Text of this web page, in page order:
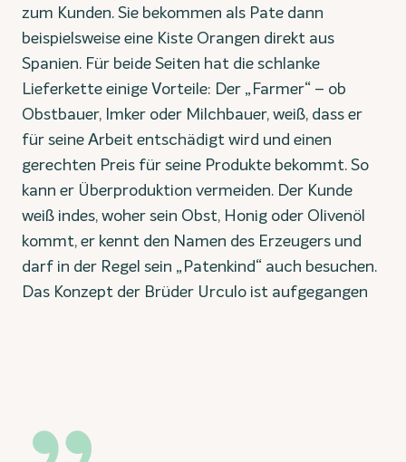
zum Kunden. Sie bekommen als Pate dann
beispielsweise eine Kiste Orangen direkt aus
Spanien. Für beide Seiten hat die schlanke
Lieferkette einige Vorteile: Der „Farmer“ – ob
Obstbauer, Imker oder Milchbauer, weiß, dass er
für seine Arbeit entschädigt wird und einen
gerechten Preis für seine Produkte bekommt. So
kann er Überproduktion vermeiden. Der Kunde
weiß indes, woher sein Obst, Honig oder Olivenöl
kommt, er kennt den Namen des Erzeugers und
darf in der Regel sein „Patenkind“ auch besuchen.
Das Konzept der Brüder Urculo ist aufgegangen